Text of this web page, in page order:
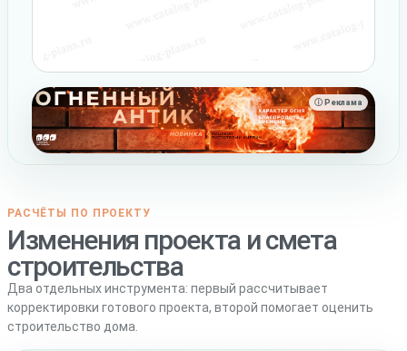
ⓘ Реклама
РАСЧЁТЫ ПО ПРОЕКТУ
Изменения проекта и смета
строительства
Два отдельных инструмента: первый рассчитывает
корректировки готового проекта, второй помогает оценить
строительство дома.